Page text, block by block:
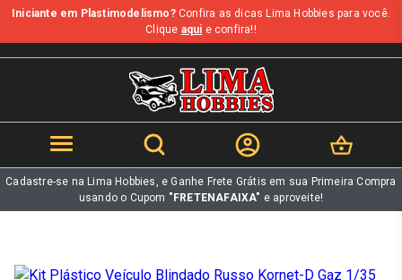
b
Iniciante em Plastimodelismo?Confira as dicas Lima Hobbies para você.
Clique aqui e confira!!
Cadastre-se na Lima Hobbies, e Ganhe Frete Grátis em sua Primeira Compra
usando o Cupom "FRETENAFAIXA" e aproveite!